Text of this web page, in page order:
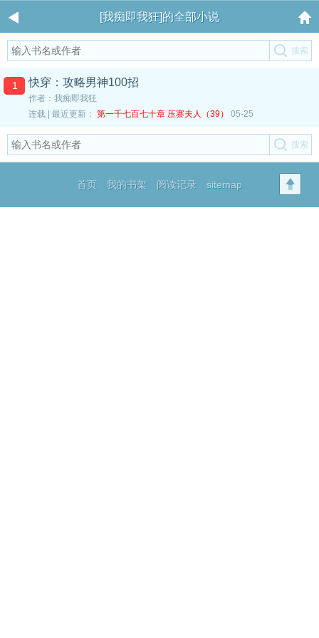
[我痴即我狂]的全部小说
1 快穿：攻略男神100招
作者：我痴即我狂
连载 | 最近更新： 第一千七百七十章 压寨夫人（39） 05-25
首页 我的书架 阅读记录 sitemap